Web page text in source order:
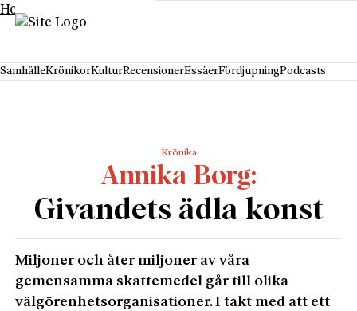
Hoppa till innehåll
SamhälleKrönikorKulturRecensionerEssäerFördjupningPodcasts
Krönika
Annika Borg
Givandets ädla konst
Miljoner och åter miljoner av våra
gemensamma skattemedel går till olika
välgörenhetsorganisationer. I takt med att ett